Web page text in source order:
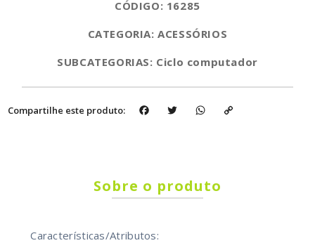
CÓDIGO: 16285
CATEGORIA: ACESSÓRIOS
SUBCATEGORIAS: Ciclo computador
Compartilhe este produto: FacebookTwitter WhatsApp
Sobre o produto
Características/Atributos: